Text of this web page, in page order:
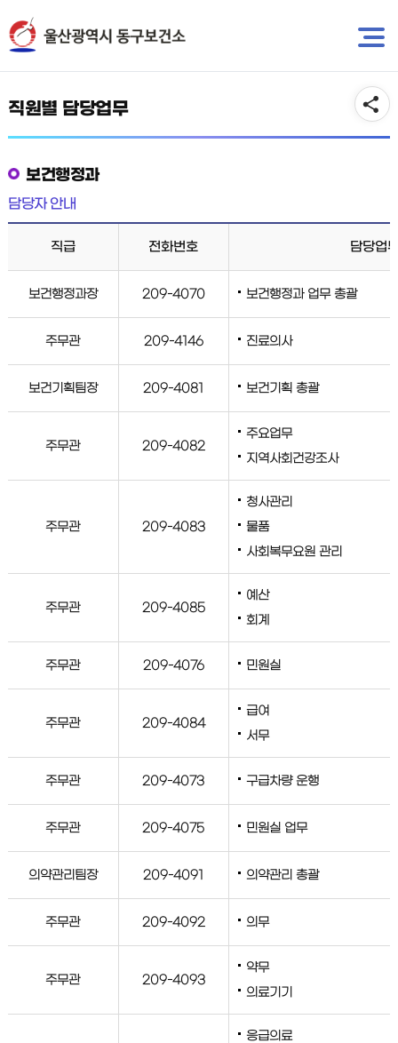
바
로
로
가
직원별 담당업무
보건행정과
담당자 안내
직급 전화번호 담당업
보건행정과장 209-4070 보건행정과 업무 총괄
주무관 209-4146 진료의사
보건기획팀장 209-4081 보건기획 총괄
주무관 209-4082
주요업무
지역사회건강조사
주무관 209-4083
청사관리
물품
사회복무요원 관리
주무관 209-4085
예산
회계
주무관 209-4076 민원실
주무관 209-4084
급여
서무
주무관 209-4073 구급차량 운행
주무관 209-4075 민원실 업무
의약관리팀장 209-4091 의약관리 총괄
주무관 209-4092 의무
주무관 209-4093
약무
의료기기
응급의료